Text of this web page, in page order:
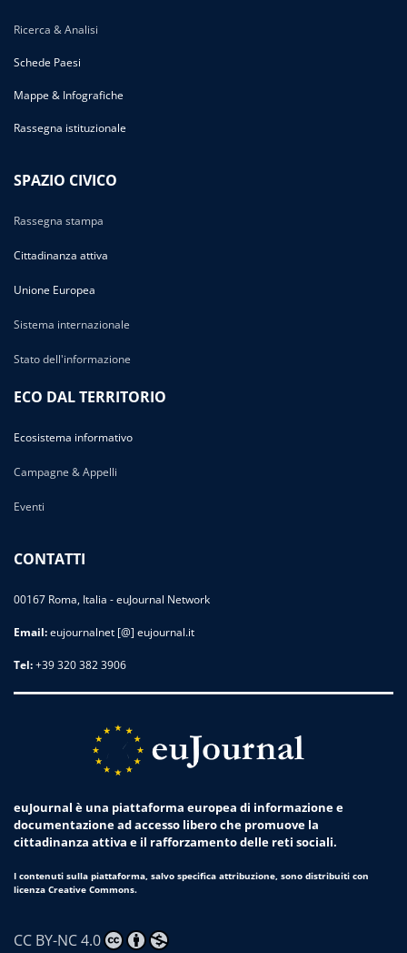
Ricerca & Analisi
Schede Paesi
Mappe & Infografiche
Rassegna istituzionale
SPAZIO CIVICO
Rassegna stampa
Cittadinanza attiva
Unione Europea
Sistema internazionale
Stato dell'informazione
ECO DAL TERRITORIO
Ecosistema informativo
Campagne & Appelli
Eventi
CONTATTI
00167 Roma, Italia - euJournal Network
Email:eujournalnet [@] eujournal.it
Tel:+39 320 382 3906
euJournal è una piattaforma europea di informazione e
documentazione ad accesso libero che promuove la
cittadinanza attiva e il rafforzamento delle reti sociali.
I contenuti sulla piattaforma, salvo specifica attribuzione, sono distribuiti con
licenza Creative Commons.
CC BY-NC 4.0